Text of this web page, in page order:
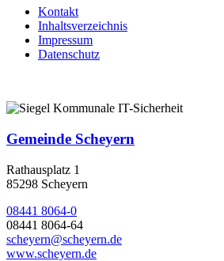
Kontakt
Inhaltsverzeichnis
Impressum
Datenschutz
Gemeinde Scheyern
Rathausplatz 1
85298 Scheyern
08441 8064-0
08441 8064-64
scheyern@scheyern.de
www.scheyern.de